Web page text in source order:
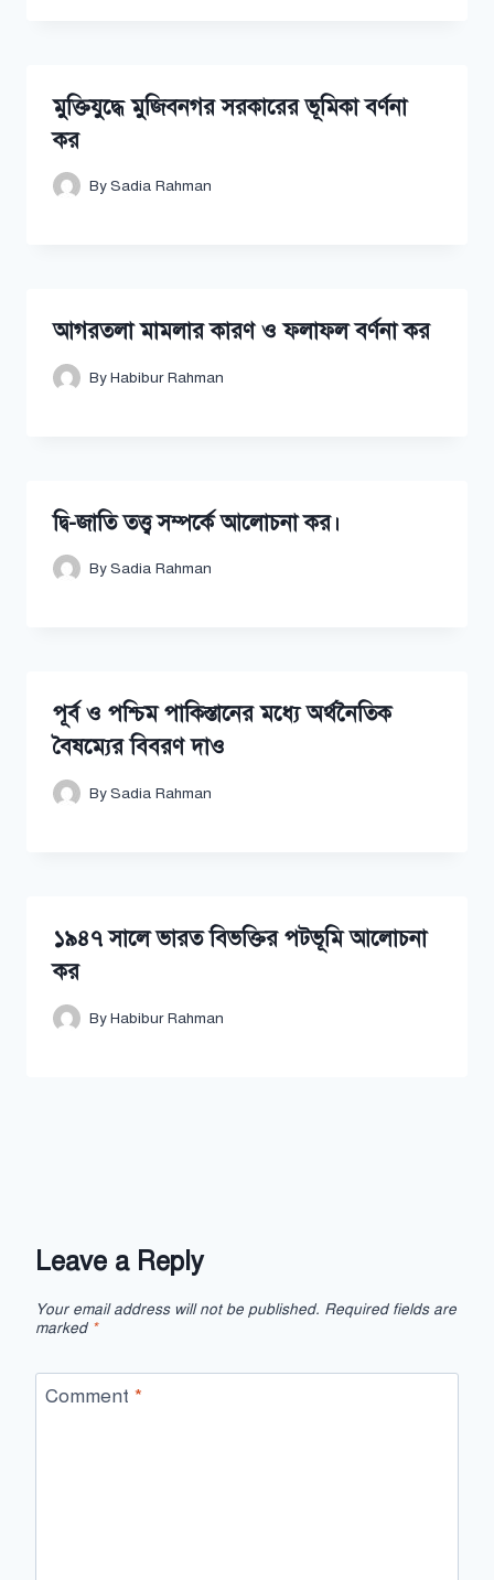
মুক্তিযুদ্ধে মুজিবনগর সরকারের ভূমিকা বর্ণনা
কর
BySadia Rahman
আগরতলা মামলার কারণ ও ফলাফল বর্ণনা কর
ByHabibur Rahman
দ্বি-জাতি তত্ত্ব সম্পর্কে আলোচনা কর।
BySadia Rahman
পূর্ব ও পশ্চিম পাকিস্তানের মধ্যে অর্থনৈতিক
বৈষম্যের বিবরণ দাও
BySadia Rahman
১৯৪৭ সালে ভারত বিভক্তির পটভূমি আলোচনা
কর
ByHabibur Rahman
Leave a Reply
Your email address will not be published. Required fields are
marked *
Comment *